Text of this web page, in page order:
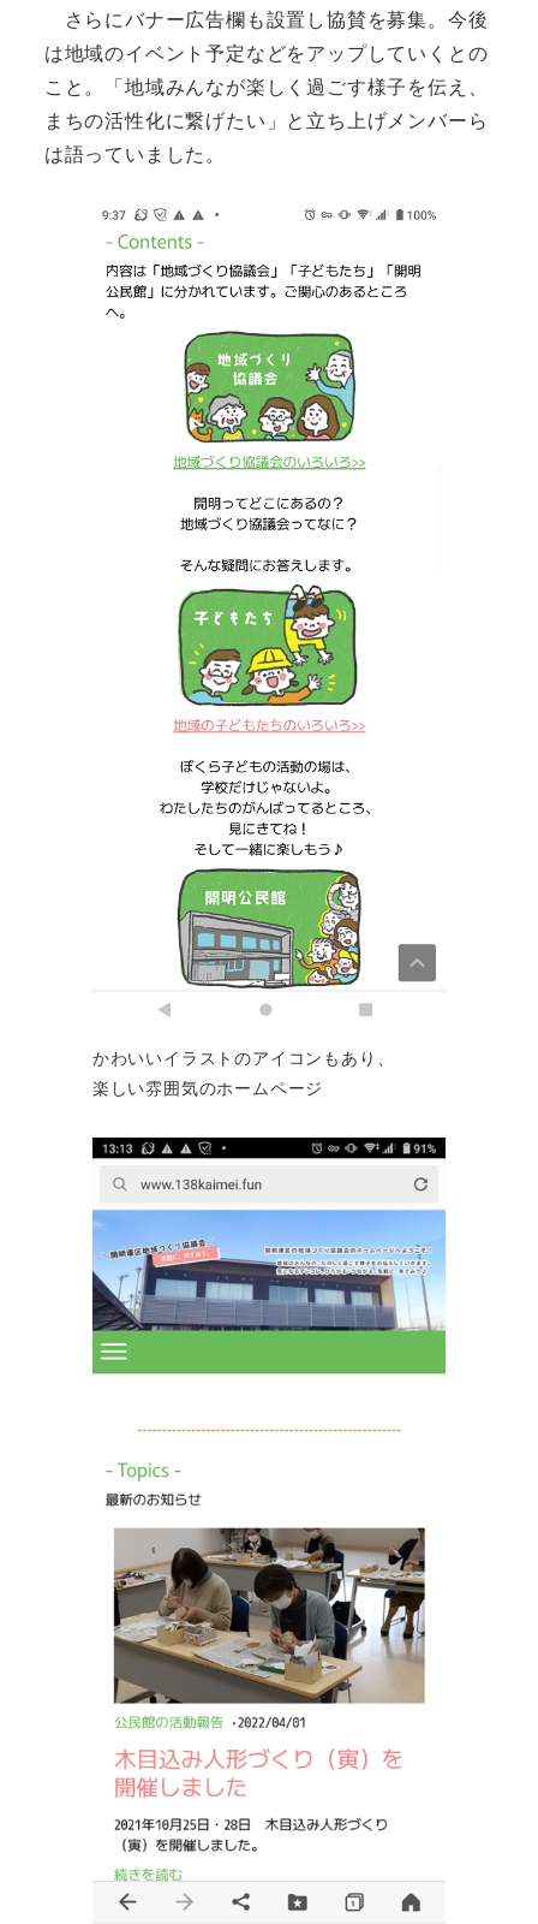
さらにバナー広告欄も設置し協賛を募集。今後
は地域のイベント予定などをアップしていくとの
こと。「地域みんなが楽しく過ごす様子を伝え、
まちの活性化に繋げたい」と立ち上げメンバーら
は語っていました。
かわいいイラストのアイコンもあり、
楽しい雰囲気のホームページ